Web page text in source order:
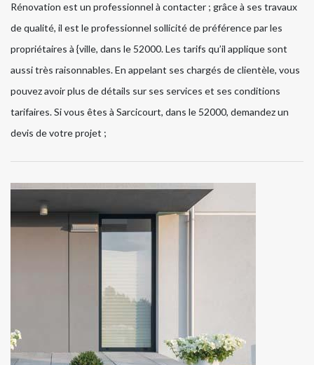
Rénovation est un professionnel à contacter ; grâce à ses travaux
de qualité, il est le professionnel sollicité de préférence par les
propriétaires à {ville, dans le 52000. Les tarifs qu’il applique sont
aussi très raisonnables. En appelant ses chargés de clientèle, vous
pouvez avoir plus de détails sur ses services et ses conditions
tarifaires. Si vous êtes à Sarcicourt, dans le 52000, demandez un
devis de votre projet ;